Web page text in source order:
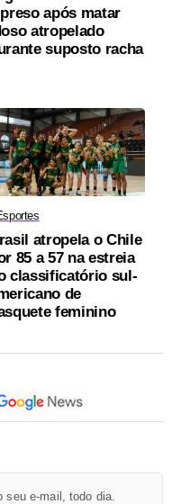
após matar
atropelado
suposto racha
atropela o Chile
85 a 57 na estreia
classificatório sul-
de
feminino
seu e-mail, todo dia.